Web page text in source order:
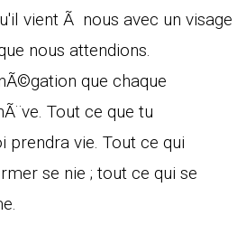
vient Ã nous avec un visage
nous attendions.
que chaque
Tout ce que tu
prendra vie. Tout ce qui
se nie ; tout ce qui se